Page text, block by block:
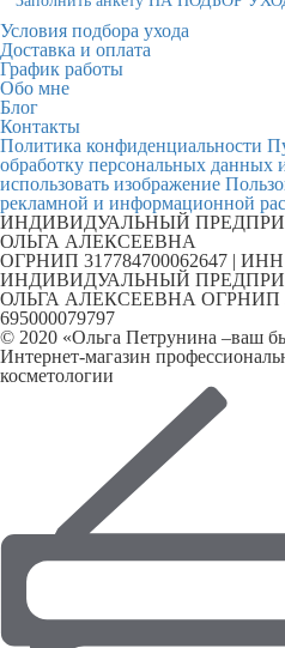
Условия подбора ухода
Доставка и оплата
График работы
Обо мне
Блог
Контакты
Политика конфиденциальности
обработку персональных данных
использовать изображение
рекламной и информационной
ИНДИВИДУАЛЬНЫЙ
ОЛЬГА АЛЕКСЕЕВНА
ОГРНИП 317784700062647 | ИНН
ИНДИВИДУАЛЬНЫЙ
ОЛЬГА АЛЕКСЕЕВНА ОГРНИП
695000079797
© 2020 «Ольга Петрунина –ваш
Интернет-магазин
косметологии